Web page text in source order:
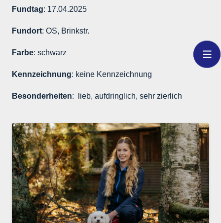
Fundtag: 17.04.2025
Fundort: OS, Brinkstr.
Farbe: schwarz
Kennzeichnung: keine Kennzeichnung
Besonderheiten: lieb, aufdringlich, sehr zierlich